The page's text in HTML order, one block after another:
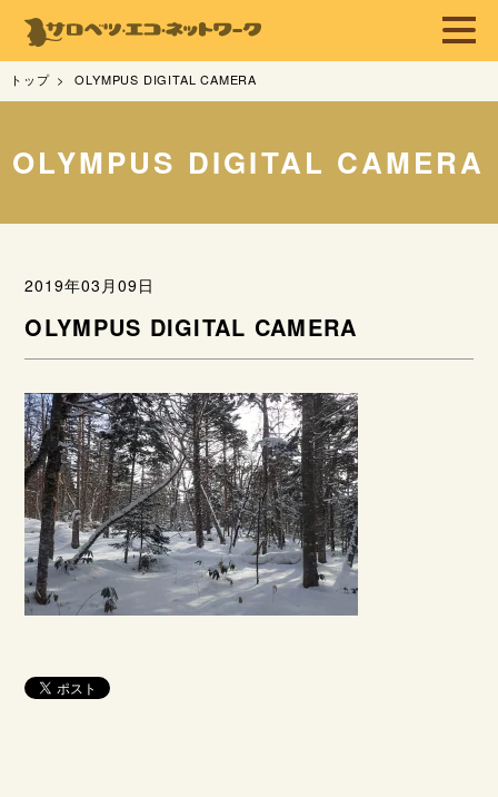
トップ OLYMPUS DIGITAL CAMERA
OLYMPUS DIGITAL CAMERA
2019年03月09日
OLYMPUS DIGITAL CAMERA